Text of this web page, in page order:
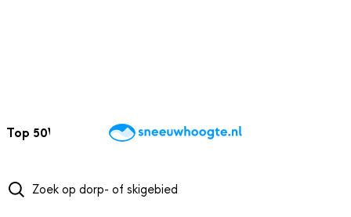
Top 50Webcams WintersportweerKaarten